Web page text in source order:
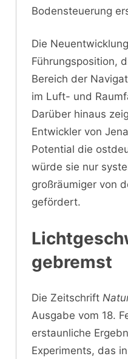
Bodensteuerung
Die
Führungsposition,
Bereich der
im Luft- und
Darüber hinaus
Entwickler von
Potential die
würde sie nur
großräumiger von
gefördert.
gebremst
Die Zeitschrift
Ausgabe vom 18.
erstaunliche
Experiments, das